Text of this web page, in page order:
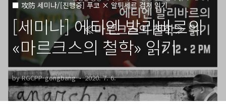
■ 攻防 세미나/[진행중] 푸코 × 알튀세르 겹쳐 읽기
[세미나] 에티엔 발리바르의
«마르크스의 철학» 읽기
by RGCPP-gongbang 2020. 7. 6.